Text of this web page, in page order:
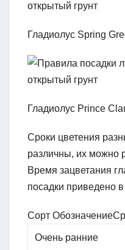
Гладиолус Spring
Гладиолус Prince
Сроки цветения
различны, их можно
Время зацветания
посадки приведено
Сорт
Очень ранние